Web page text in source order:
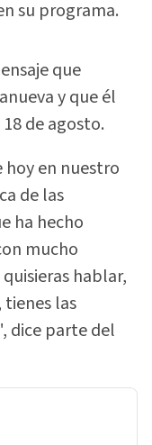
su programa.
que
y que él
de agosto.
en nuestro
de las
ha hecho
mucho
hablar,
las
dice parte del